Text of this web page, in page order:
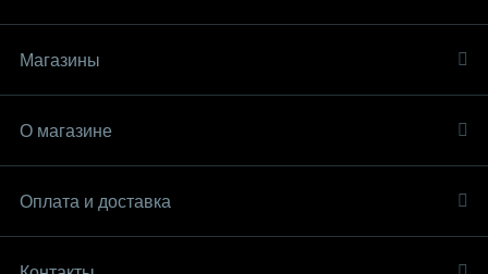
Магазины
О магазине
Оплата и доставка